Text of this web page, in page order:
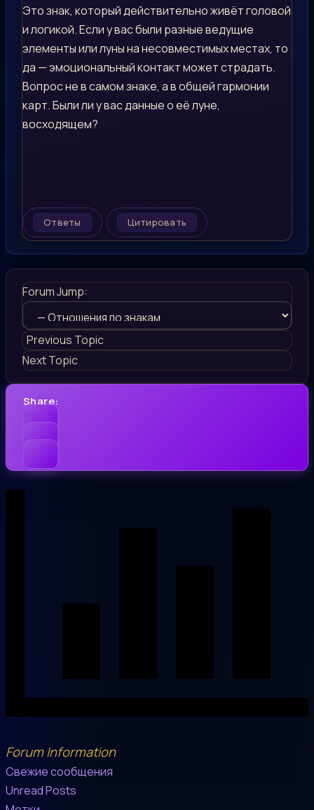
Это знак, который действительно живёт головой
и логикой. Если у вас были разные ведущие
элементы или луны на несовместимых местах, то
да — эмоциональный контакт может страдать.
Вопрос не в самом знаке, а в общей гармонии
карт. Были ли у вас данные о её луне,
восходящем?
Ответы Цитировать
Forum Jump:
Previous Topic
Next Topic
Share:
Forum Information
Свежие сообщения
Unread Posts